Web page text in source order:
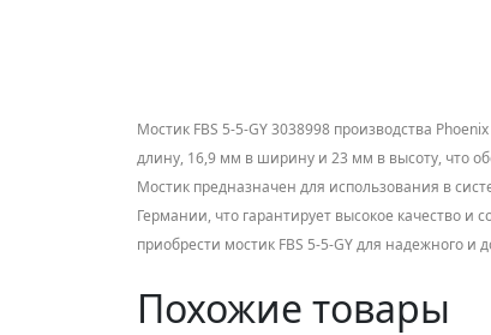
Мостик FBS 5-5-GY 3038998 производства
длину, 16,9 мм в ширину и 23 мм в высоту, что
Мостик предназначен для использования в
Германии, что гарантирует высокое качество и
приобрести мостик FBS 5-5-GY для надежного
Похожие товары